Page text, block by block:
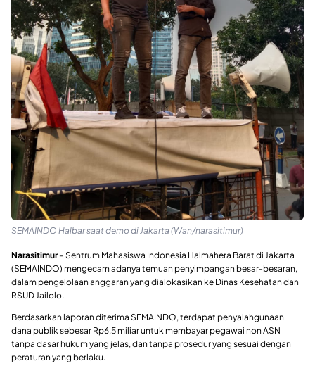
SEMAINDO Halbar saat demo di Jakarta (Wan/narasitimur)
Narasitimur– Sentrum Mahasiswa Indonesia Halmahera Barat di Jakarta
(SEMAINDO) mengecam adanya temuan penyimpangan besar-besaran,
dalam pengelolaan anggaran yang dialokasikan ke Dinas Kesehatan dan
RSUD Jailolo.
Berdasarkan laporan diterima SEMAINDO, terdapat penyalahgunaan
dana publik sebesar Rp6,5 miliar untuk membayar pegawai non ASN
tanpa dasar hukum yang jelas, dan tanpa prosedur yang sesuai dengan
peraturan yang berlaku.